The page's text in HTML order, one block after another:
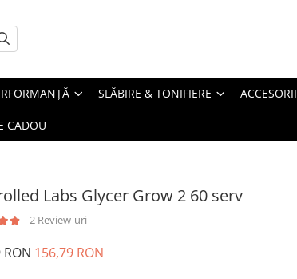
SLĂBIRE & TONIFIERE ACCESORII
CADOU
Labs Glycer Grow 2 60 serv
2 Review-uri
156,79 RON